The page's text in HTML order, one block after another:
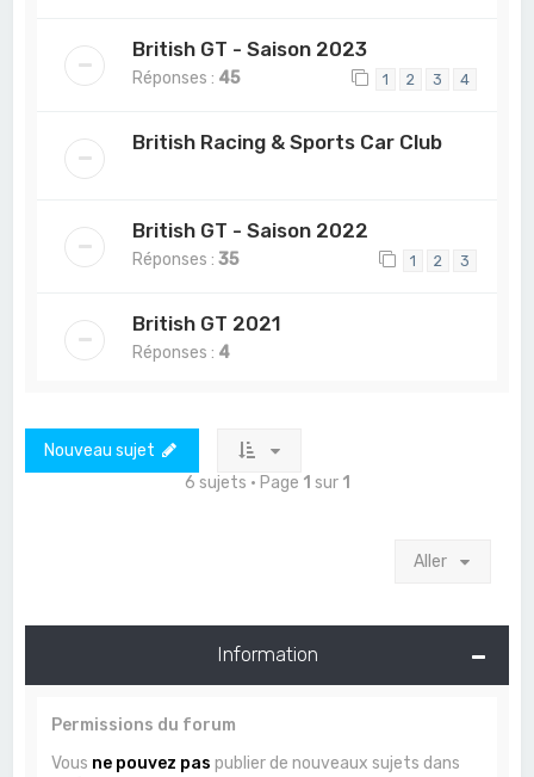
British GT - Saison 2023
Réponses : 45 1 2 3 4
British Racing & Sports Car Club
British GT - Saison 2022
Réponses :35 1 2 3
British GT 2021
Réponses : 4
Nouveau sujet
6 sujets • Page 1 sur 1
Aller
Information
Permissions du forum
Vous ne pouvez pas publier de nouveaux sujets dans